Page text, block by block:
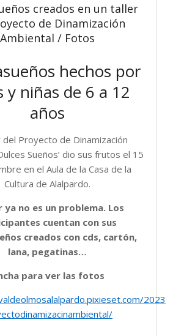
creados en un taller
de Dinamización
Ambiental / Fotos
hechos por
y niñas de 6 a 12
años
del Proyecto de Dinamización
Sueños’ dio sus frutos el 15
en el Aula de la Casa de la
Cultura de Alalpardo.
ya no es un problema. Los
cuentan con sus
creados con cds, cartón,
lana, pegatinas…
para ver las fotos